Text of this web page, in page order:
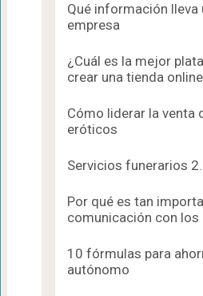
Qué información lleva
empresa
¿Cuál es la mejor
crear una tienda
Cómo liderar la venta
eróticos
Servicios funerarios
Por qué es tan
comunicación con los
10 fórmulas para
autónomo